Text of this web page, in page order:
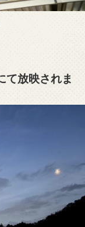
て放映されま